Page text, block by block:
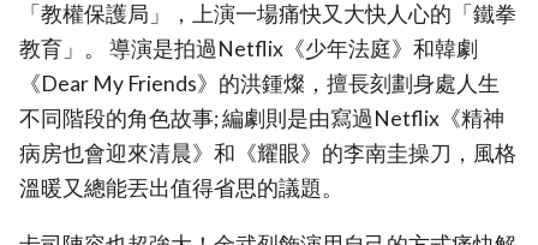
「教權保護局」，上演一場痛快又大快人心的「鐵拳
教育」。 導演是拍過Netflix《少年法庭》和韓劇
《Dear My Friends》的洪鍾燦，擅長刻劃身處人生
不同階段的角色故事; 編劇則是由寫過Netflix《精神
病房也會迎來清晨》和《耀眼》的李南圭操刀，風格
溫暖又總能丟出值得省思的議題。